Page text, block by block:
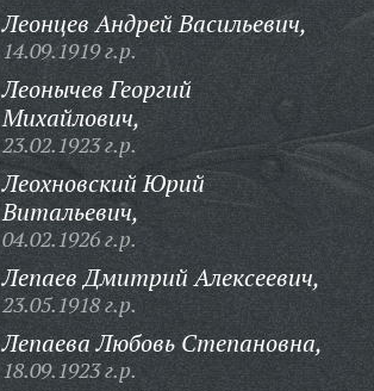
Леонцев Андрей Васильевич,
14.09.1919 г.р.
Леонычев Георгий
Михайлович,
23.02.1923 г.р.
Леохновский Юрий
Витальевич,
04.02.1926 г.р.
Лепаев Дмитрий Алексеевич,
23.05.1918 г.р.
Лепаева Любовь Степановна,
18.09.1923 г.р.